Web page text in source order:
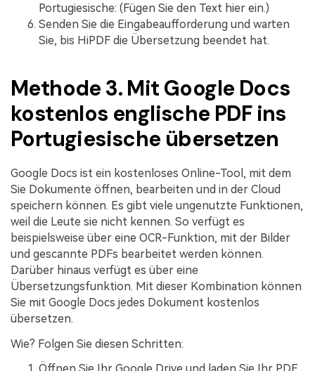
Portugiesische: (Fügen Sie den Text hier ein.)
Senden Sie die Eingabeaufforderung und warten
Sie, bis HiPDF die Übersetzung beendet hat.
Methode 3. Mit Google Docs
kostenlos englische PDF ins
Portugiesische übersetzen
Google Docs ist ein kostenloses Online-Tool, mit dem
Sie Dokumente öffnen, bearbeiten und in der Cloud
speichern können. Es gibt viele ungenutzte Funktionen,
weil die Leute sie nicht kennen. So verfügt es
beispielsweise über eine OCR-Funktion, mit der Bilder
und gescannte PDFs bearbeitet werden können.
Darüber hinaus verfügt es über eine
Übersetzungsfunktion. Mit dieser Kombination können
Sie mit Google Docs jedes Dokument kostenlos
übersetzen.
Wie? Folgen Sie diesen Schritten: